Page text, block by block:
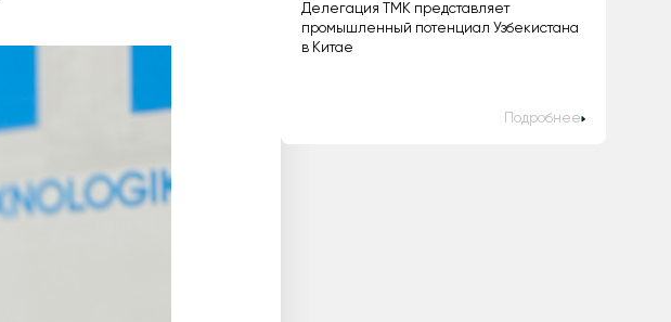
Делегация ТМК представляет
промышленный потенциал Узбекистана
в Китае
Подробнее